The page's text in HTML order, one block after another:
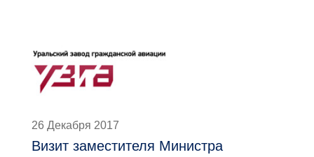
26 Декабря 2017
Визит заместителя Министра